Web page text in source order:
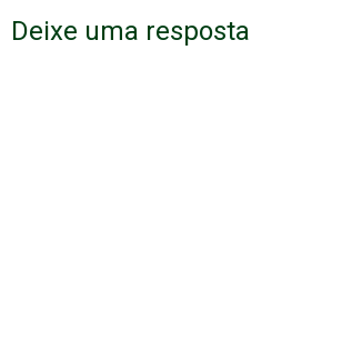
Deixe uma resposta